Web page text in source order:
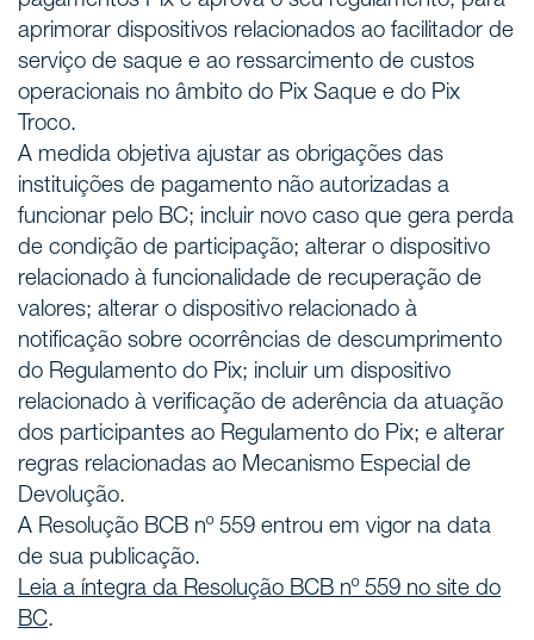
aprimorar dispositivos relacionados ao facilitador de
serviço de saque e ao ressarcimento de custos
operacionais no âmbito do Pix Saque e do Pix
Troco.
A medida objetiva ajustar as obrigações das
instituições de pagamento não autorizadas a
funcionar pelo BC; incluir novo caso que gera perda
de condição de participação; alterar o dispositivo
relacionado à funcionalidade de recuperação de
valores; alterar o dispositivo relacionado à
notificação sobre ocorrências de descumprimento
do Regulamento do Pix; incluir um dispositivo
relacionado à verificação de aderência da atuação
dos participantes ao Regulamento do Pix; e alterar
regras relacionadas ao Mecanismo Especial de
Devolução.
A Resolução BCB nº 559 entrou em vigor na data
de sua publicação.
Leia a íntegra da Resolução BCB nº 559 no site do
BC.